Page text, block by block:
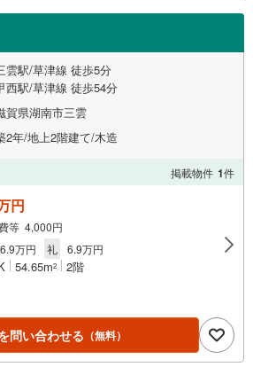
雲駅/草津線 徒歩5分
西駅/草津線 徒歩54分
賀県湖南市三雲
2年/地上2階建て/木造
掲載物件 1件
円
等 4,000円
6.9万円 礼 6.9万円
54.65m2 2階
問い合わせる （無料）